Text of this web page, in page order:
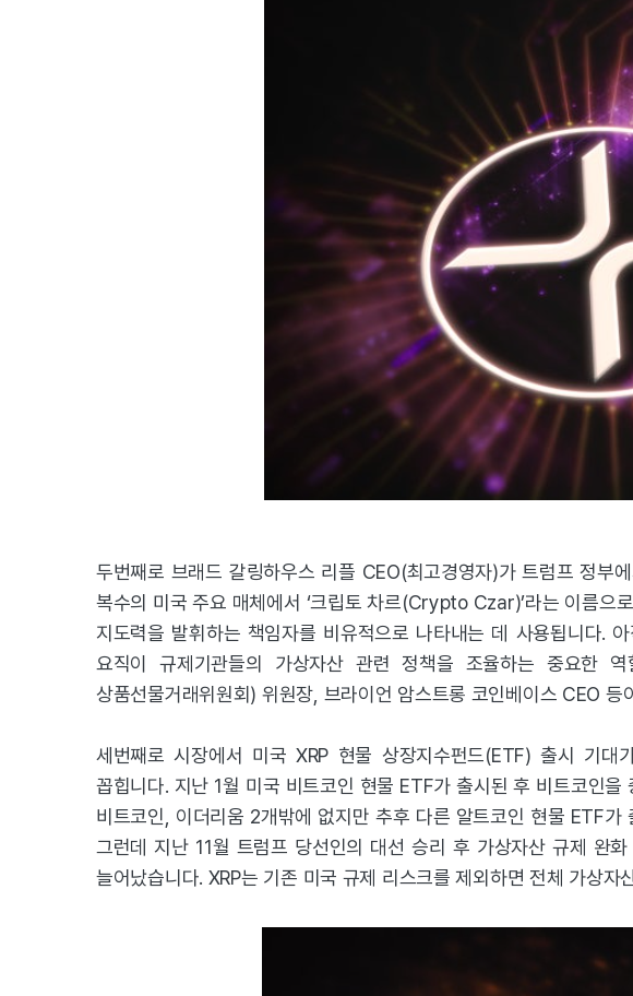
두번째로 브래드 갈링하우스 리플 CEO(최고경영자)가 트럼프 정부
복수의 미국 주요 매체에서 ‘크립토 차르(Crypto Czar)’라는 이름으
지도력을 발휘하는 책임자를 비유적으로 나타내는 데 사용됩니다.
요직이 규제기관들의 가상자산 관련 정책을 조율하는 중요한
상품선물거래위원회) 위원장, 브라이언 암스트롱 코인베이스 CEO
세번째로 시장에서 미국 XRP 현물 상장지수펀드(ETF) 출시 기
꼽힙니다. 지난 1월 미국 비트코인 현물 ETF가 출시된 후 비트코인
비트코인, 이더리움 2개밖에 없지만 추후 다른 알트코인 현물 ETF
그런데 지난 11월 트럼프 당선인의 대선 승리 후 가상자산 규제 완
늘어났습니다. XRP는 기존 미국 규제 리스크를 제외하면 전체 가상